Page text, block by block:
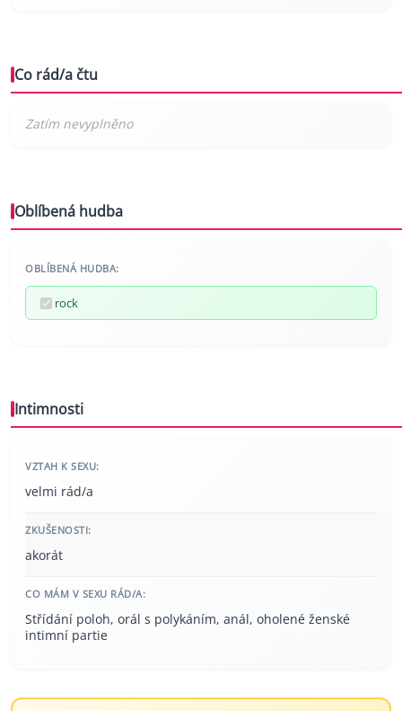
Co rád/a čtu
Oblíbená hudba
OBLÍBENÁ HUDBA:
rock
Intimnosti
VZTAH K SEXU:
velmi rád/a
ZKUŠENOSTI:
akorát
CO MÁM V SEXU RÁD/A:
Střídání poloh, orál s polykáním, anál, oholené ženské
intimní partie